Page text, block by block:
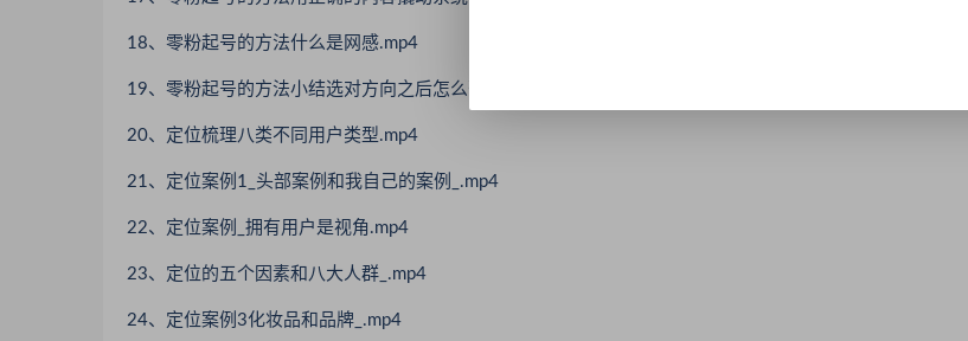
18、零粉起号的方法什么是网感.mp4
19、零粉起号的方法小结选对方向之后怎么落地_.mp4
20、定位梳理八类不同用户类型.mp4
21、定位案例1_头部案例和我自己的案例_.mp4
22、定位案例_拥有用户是视角.mp4
23、定位的五个因素和八大人群_.mp4
24、定位案例3化妆品和品牌_.mp4